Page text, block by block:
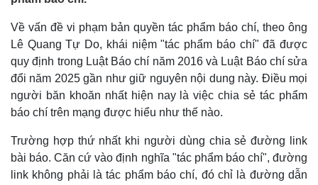
Về vấn đề vi phạm bản quyền tác phẩm báo chí, theo ông
Lê Quang Tự Do, khái niệm "tác phẩm báo chí" đã được
quy định trong Luật Báo chí năm 2016 và Luật Báo chí sửa
đổi năm 2025 gần như giữ nguyên nội dung này. Điều mọi
người băn khoăn nhất hiện nay là việc chia sẻ tác phẩm
báo chí trên mạng được hiểu như thế nào.
Trường hợp thứ nhất khi người dùng chia sẻ đường link
bài báo. Căn cứ vào định nghĩa "tác phẩm báo chí", đường
link không phải là tác phẩm báo chí, đó chỉ là đường dẫn